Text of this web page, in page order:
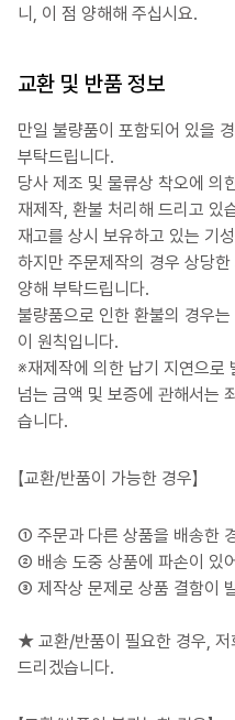
니, 이 점 양해해 주십시요.
교환 및 반품 정보
만일 불량품이 포함되어 있을
부탁드립니다.
당사 제조 및 물류상 착오에 의
재제작, 환불 처리해 드리고 있
재고를 상시 보유하고 있는 기
하지만 주문제작의 경우 상당
양해 부탁드립니다.
불량품으로 인한 환불의 경우
이 원칙입니다.
※재제작에 의한 납기 지연으로
넘는 금액 및 보증에 관해서는
습니다.
【교환/반품이 가능한 경우】
① 주문과 다른 상품을 배송한
② 배송 도중 상품에 파손이 있
③ 제작상 문제로 상품 결함이
★ 교환/반품이 필요한 경우, 저
드리겠습니다.